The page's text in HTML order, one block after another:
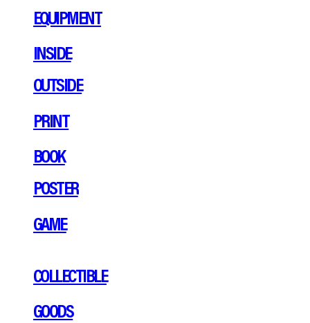
EQUIPMENT
INSIDE
OUTSIDE
PRINT
BOOK
POSTER
GAME
COLLECTIBLE
GOODS